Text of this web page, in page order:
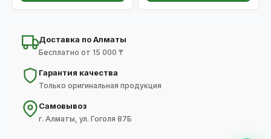
Доставка по Алматы
Бесплатно от 15 000 ₸
Гарантия качества
Только оригинальная продукция
Самовывоз
г. Алматы, ул. Гоголя 87Б